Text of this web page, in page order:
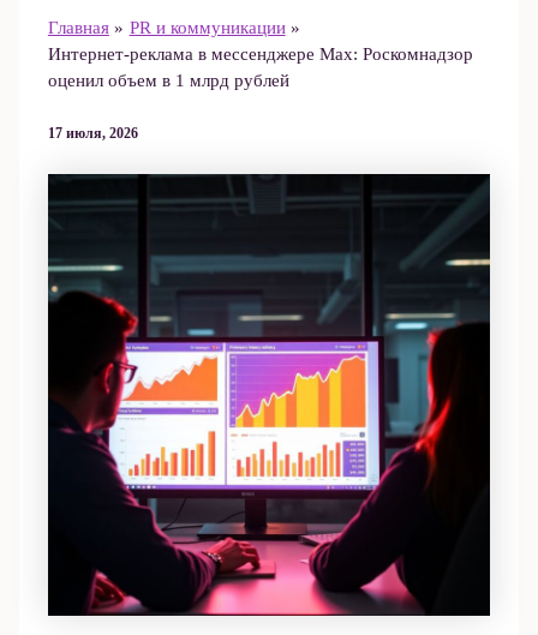
Главная
PR и коммуникации
Интернет‑реклама в мессенджере Max: Роскомнадзор
оценил объем в 1 млрд рублей
17 июля, 2026